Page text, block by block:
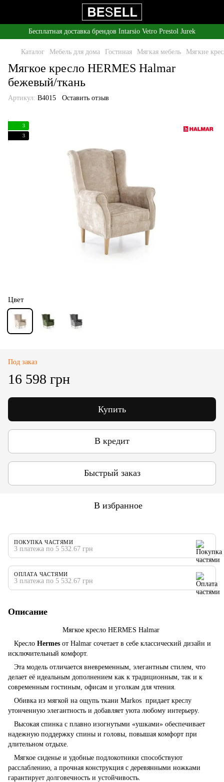
Бесплатная доставка брендов Intarsio Vetro Prestol Jurek
Каталог Мебель для дома Гостиная Мягкая мебель Мягкие
Мягкое кресло HERMES Halmar
бежевый/ткань
Артикул: B4015 Оставить отзыв
3
3
Цвет
Под заказ
16 598 грн
Купить
В кредит
Быстрый заказ
В избранное
ПОКУПКА ЧАСТЯМИ
3 платежа по 5 532.67 грн
ОПЛАТА ЧАСТЯМИ
3 платежа по 5 532.67 грн
Описание
Мягкое кресло HERMES Halmar
Кресло Hermes от Halmar сочетает в себе классический дизайн и
исключительный комфорт.
Эта модель отличается вневременным, элегантным стилем, что
делает её идеальным дополнением как к традиционным, так и к
современным гостиным, офисам и уголкам для чтения.
Обивка из мягкой на ощупь ткани Markos придает креслу
утонченную элегантность и добавляет уюта любому интерьеру.
Высокая спинка с плавно изогнутыми «ушками» обеспечивает
надежную поддержку спины и головы, повышая комфорт при
длительном отдыхе.
Мягкое сиденье и удобные подлокотники способствуют
расслаблению, а прочная конструкция с деревянными ножками
гарантирует долговечность и устойчивость.